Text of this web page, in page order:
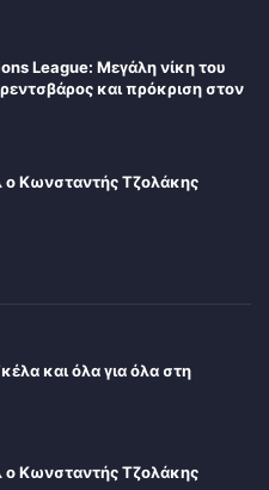
League: Μεγάλη νίκη του
και πρόκριση στον
ο Κωνσταντής Τζολάκης
και όλα για όλα στη
ο Κωνσταντής Τζολάκης